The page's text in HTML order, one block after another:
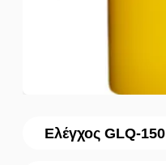
Ελέγχος GLQ-150